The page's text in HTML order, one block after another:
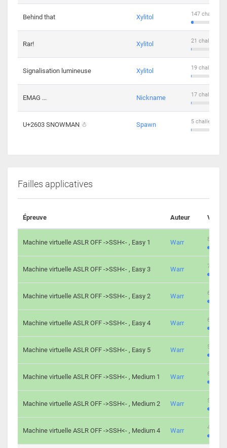
Behind that Xylitol 147
Rar! Xylitol 21
Signalisation lumineuse Xylitol 19
EMAG ... Nickname 17
U+2603 SNOWMAN ☃ Spawn 5 challengers
Failles applicatives
Épreuve Auteur
Machine virtuelle ASLR OFF ->SSH<- , Easy 1 Warr 801
Machine virtuelle ASLR OFF ->SSH<- , Easy 3 Warr 746
Machine virtuelle ASLR OFF ->SSH<- , Easy 2 Warr 681
Machine virtuelle ASLR OFF ->SSH<- , Easy 4 Warr 645
Machine virtuelle ASLR OFF ->SSH<- , Easy 5 Warr 561
Machine virtuelle ASLR OFF ->SSH<- , Medium 1 Warr 605
Machine virtuelle ASLR OFF ->SSH<- , Medium 2 Warr 509
Machine virtuelle ASLR OFF ->SSH<- , Medium 4 Warr 413